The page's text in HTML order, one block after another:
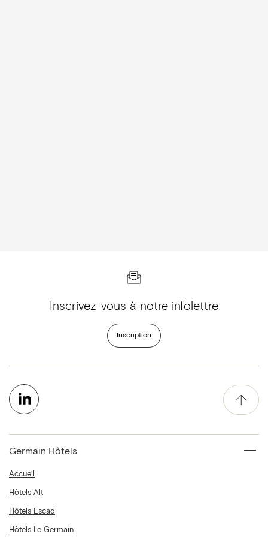
Inscrivez-vous à notre infolettre
Inscription
Germain Hôtels
Accueil
Hôtels Alt
Hôtels Escad
Hôtels Le Germain